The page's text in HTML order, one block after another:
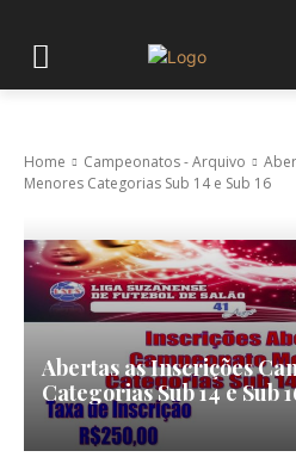
Home Campeonatos - Arquivo
Menores Categorias Sub 14 e Sub 16
Abertas as Inscrições
Categorias Sub 14 e Sub